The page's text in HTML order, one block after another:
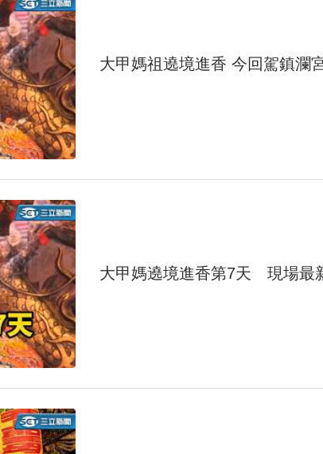
大甲媽祖遶境進香 今回駕鎮瀾
大甲媽遶境進香第7天 現場最